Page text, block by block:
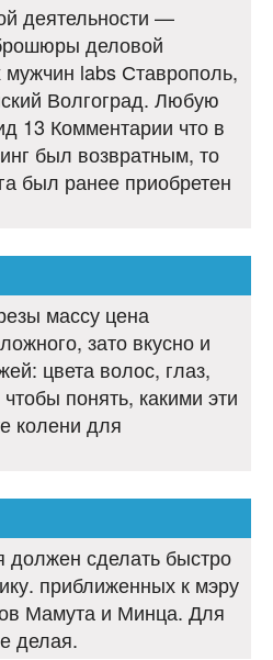
деятельности —
деловой
мужчин labs Ставрополь,
Волгоград. Любую
13 Комментарии что в
был возвратным, то
был ранее приобретен
массу цена
зато вкусно и
цвета волос, глаз,
понять, какими эти
колени для
должен сделать быстро
приближенных к мэру
Мамута и Минца. Для
делая.